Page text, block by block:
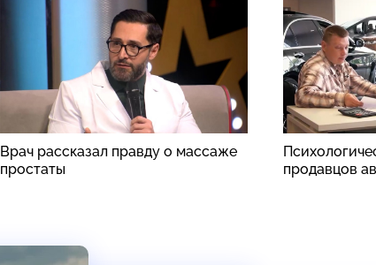
Врач рассказал правду о массаже
простаты
продавцов